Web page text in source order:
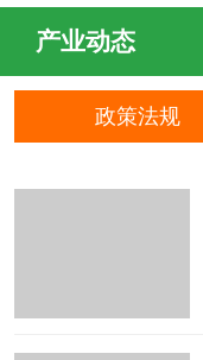
产业动态
政策法规